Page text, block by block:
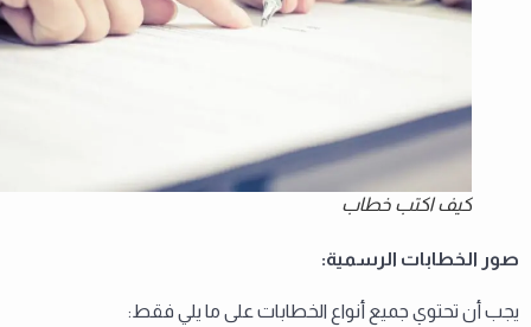
كيف اكتب خطاب
صور الخطابات الرسمية:
يجب أن تحتوي جميع أنواع الخطابات على ما يلي فقط: